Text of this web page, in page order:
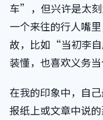
车”，但兴许是太
一个来往的行人嘴
故，比如“当初李
装懂，也喜欢义务当
在我的印象中，自
报纸上或文章中说